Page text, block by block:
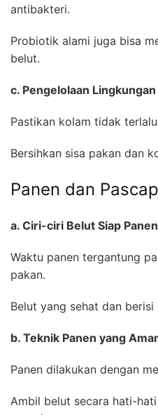
antibakteri.
Probiotik alami juga bisa
belut.
c. Pengelolaan Lingkungan
Pastikan kolam tidak
Bersihkan sisa pakan dan
Panen dan
a. Ciri-ciri Belut Siap Panen
Waktu panen tergantung
pakan.
Belut yang sehat dan
b. Teknik Panen yang
Panen dilakukan dengan
Ambil belut secara hati-